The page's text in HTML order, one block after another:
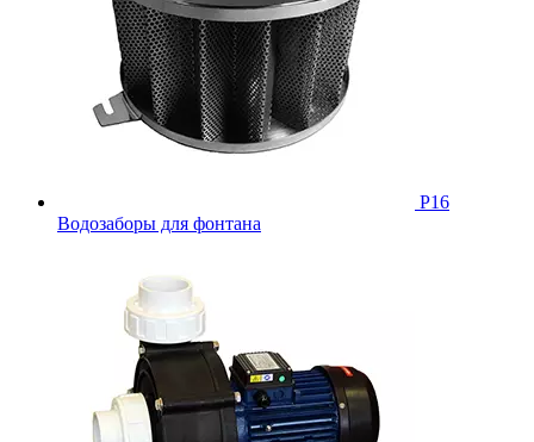
Р16
Водозаборы для фонтана